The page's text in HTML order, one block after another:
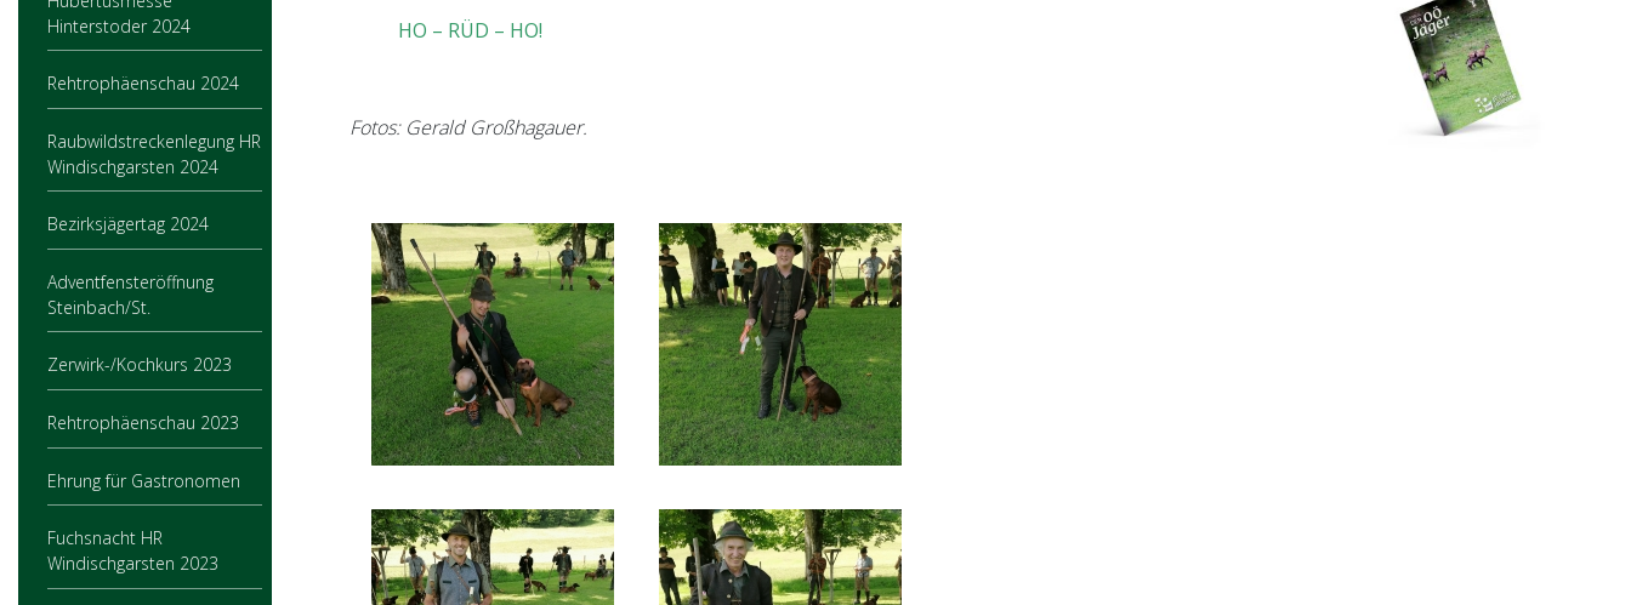
Hinterstoder 2024
Rehtrophäenschau 2024
Raubwildstreckenlegung HR
Windischgarsten 2024
Bezirksjägertag 2024
Adventfensteröffnung
Steinbach/St.
Zerwirk-/Kochkurs 2023
Rehtrophäenschau 2023
Ehrung für Gastronomen
Fuchsnacht HR
Windischgarsten 2023
HO – RÜD – HO!
Fotos: Gerald Großhagauer.